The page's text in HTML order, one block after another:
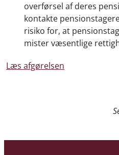
overførsel af deres
kontakte
risiko for, at
mister væsentlige
Læs afgørelsen